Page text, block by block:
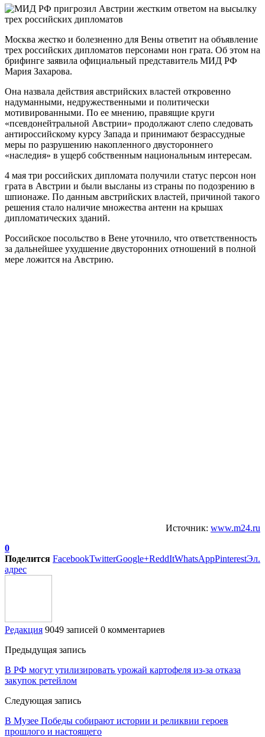
Москва жестко и болезненно для Вены ответит на объявление
трех российских дипломатов персонами нон грата. Об этом на
брифинге заявила официальный представитель МИД РФ
Мария Захарова.
Она назвала действия австрийских властей откровенно
надуманными, недружественными и политически
мотивированными. По ее мнению, правящие круги
«псевдонейтральной Австрии» продолжают слепо следовать
антироссийскому курсу Запада и принимают безрассудные
меры по разрушению накопленного двустороннего
«наследия» в ущерб собственным национальным интересам.
4 мая три российских дипломата получили статус персон нон
грата в Австрии и были высланы из страны по подозрению в
шпионаже. По данным австрийских властей, причиной такого
решения стало наличие множества антенн на крышах
дипломатических зданий.
Российское посольство в Вене уточнило, что ответственность
за дальнейшее ухудшение двусторонних отношений в полной
мере ложится на Австрию.
Источник: www.m24.ru
0
Поделится FacebookTwitterGoogle+ReddItWhatsAppPinterestЭл.
адрес
Редакция 9049 записей 0 комментариев
Предыдущая запись
В РФ могут утилизировать урожай картофеля из-за отказа
закупок ретейлом
Следующая запись
В Музее Победы собирают истории и реликвии героев
прошлого и настоящего